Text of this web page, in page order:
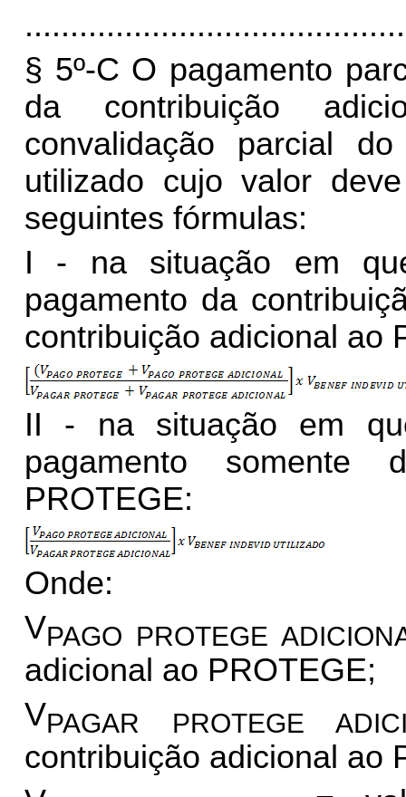
§ 5º-C O pagamento
da contribuição
convalidação parcial
utilizado cujo valor
seguintes fórmulas:
I - na situação em
pagamento da
contribuição adicional ao
II - na situação em
pagamento somente
PROTEGE:
Onde:
VPAGO PROTEGE
adicional ao PROTEGE;
VPAGAR PROTEGE
contribuição adicional ao